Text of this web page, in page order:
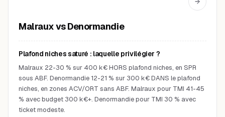
Malraux vs Denormandie
Plafond niches saturé : laquelle privilégier ?
Malraux 22-30 % sur 400 k€ HORS plafond niches, en SPR
sous ABF. Denormandie 12-21 % sur 300 k€ DANS le plafond
niches, en zones ACV/ORT sans ABF. Malraux pour TMI 41-45
% avec budget 300 k€+. Denormandie pour TMI 30 % avec
ticket modeste.